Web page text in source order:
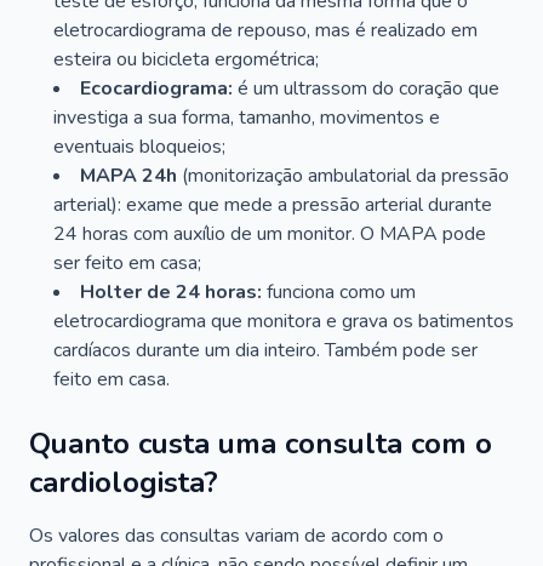
eletrocardiograma de repouso, mas é realizado em
esteira ou bicicleta ergométrica;
Ecocardiograma: é um ultrassom do coração que
investiga a sua forma, tamanho, movimentos e
eventuais bloqueios;
MAPA 24h (monitorização ambulatorial da pressão
arterial): exame que mede a pressão arterial durante
24 horas com auxílio de um monitor. O MAPA pode
ser feito em casa;
Holter de 24 horas: funciona como um
eletrocardiograma que monitora e grava os batimentos
cardíacos durante um dia inteiro. Também pode ser
feito em casa.
Quanto custa uma consulta com o
cardiologista?
Os valores das consultas variam de acordo com o